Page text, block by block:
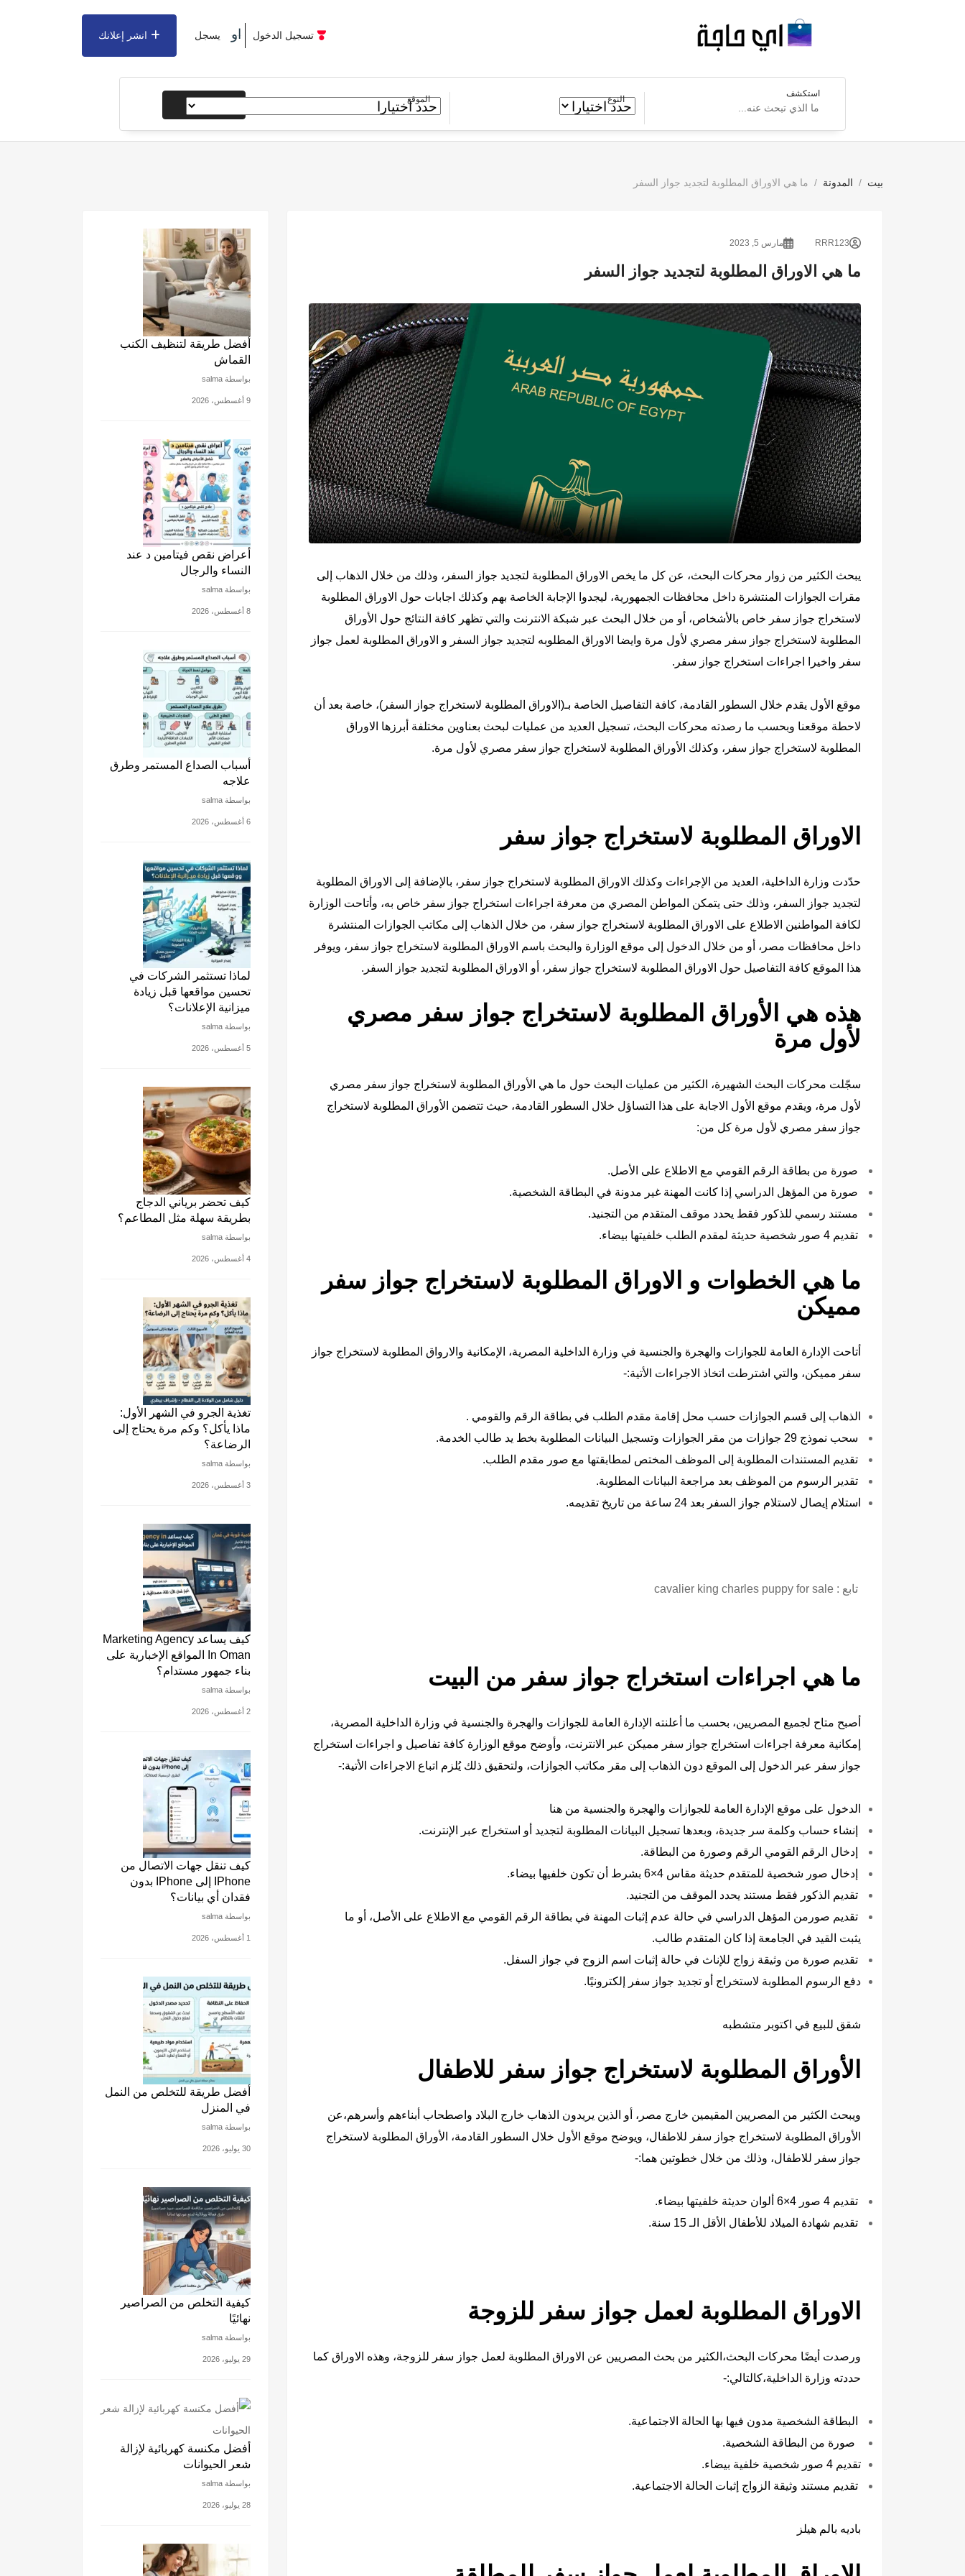
استكشف
النوع الموقع
يبحث
تسجيل الدخول او يسجل انشر إعلانك
بيت المدونة ما هي الاوراق المطلوبة لتجديد جواز السفر
RRR123 مارس 5, 2023
ما هي الاوراق المطلوبة لتجديد جواز السفر
يبحث الكثير من زوار محركات البحث، عن كل ما يخص الاوراق المطلوبة لتجديد جواز السفر، وذلك من خلال الذهاب إلى
مقرات الجوازات المنتشرة داخل محافظات الجمهورية، ليجدوا الإجابة الخاصة بهم وكذلك اجابات حول الاوراق المطلوبة
لاستخراج جواز سفر خاص بالأشخاص، أو من خلال البحث عبر شبكة الانترنت والتي تظهر كافة النتائج حول الأوراق
المطلوبة لاستخراج جواز سفر مصري لأول مرة وايضا الاوراق المطلوبه لتجديد جواز السفر و الاوراق المطلوبة لعمل جواز
سفر واخيرا اجراءات استخراج جواز سفر.
موقع الأول يقدم خلال السطور القادمة، كافة التفاصيل الخاصة بـ(الاوراق المطلوبة لاستخراج جواز السفر)، خاصة بعد أن
لاحطة موقعنا وبحسب ما رصدته محركات البحث، تسجيل العديد من عمليات لبحث بعناوين مختلفة أبرزها الاوراق
المطلوبة لاستخراج جواز سفر، وكذلك الأوراق المطلوبة لاستخراج جواز سفر مصري لأول مرة.
الاوراق المطلوبة لاستخراج جواز سفر
حدّدت وزارة الداخلية، العديد من الإجراءات وكذلك الاوراق المطلوبة لاستخراج جواز سفر، بالإضافة إلى الاوراق المطلوبة
لتجديد جواز السفر، وذلك حتى يتمكن المواطن المصري من معرفة اجراءات استخراج جواز سفر خاص به، وأتاحت الوزارة
لكافة المواطنين الاطلاع على الاوراق المطلوبة لاستخراج جواز سفر، من خلال الذهاب إلى مكاتب الجوازات المنتشرة
داخل محافظات مصر، أو من خلال الدخول إلى موقع الوزارة والبحث باسم الاوراق المطلوبة لاستخراج جواز سفر، ويوفر
هذا الموقع كافة التفاصيل حول الاوراق المطلوبة لاستخراج جواز سفر، أو الاوراق المطلوبة لتجديد جواز السفر.
هذه هي الأوراق المطلوبة لاستخراج جواز سفر مصري
لأول مرة
سجّلت محركات البحث الشهيرة، الكثير من عمليات البحث حول ما هي الأوراق المطلوبة لاستخراج جواز سفر مصري
لأول مرة، ويقدم موقع الأول الاجابة على هذا التساؤل خلال السطور القادمة، حيث تتضمن الأوراق المطلوبة لاستخراج
جواز سفر مصري لأول مرة كل من:
صورة من بطاقة الرقم القومي مع الاطلاع على الأصل.
صورة من المؤهل الدراسي إذا كانت المهنة غير مدونة في البطاقة الشخصية.
مستند رسمي للذكور فقط يحدد موقف المتقدم من التجنيد.
تقديم 4 صور شخصية حديثة لمقدم الطلب خلفيتها بيضاء.
ما هي الخطوات و الاوراق المطلوبة لاستخراج جواز سفر
مميكن
أتاحت ا لإدارة العامة للجوازات والهجرة والجنسية في وزارة الداخلية المصرية، الإمكانية والارواق المطلوبة لاستخراج جواز
سفر مميكن، والتي اشترطت اتخاذ الاجراءات الأتية:-
الذهاب إلى قسم الجوازات حسب محل إقامة مقدم الطلب في بطاقة الرقم والقومي .
سحب نموذج 29 جوازات من مقر الجوازات وتسجيل البيانات المطلوبة بخط يد طالب الخدمة.
تقديم المستندات المطلوبة إلى الموظف المختص لمطابقتها مع صور مقدم الطلب.
تقدير الرسوم من الموظف بعد مراجعة البيانات المطلوبة.
استلام إيصال لاستلام جواز السفر بعد 24 ساعة من تاريخ تقديمه.
تابع : cavalier king charles puppy for sale
ما هي اجراءات استخراج جواز سفر من البيت
أصبح متاح لجميع المصريين، بحسب ما أعلنته الإدارة العامة للجوازات والهجرة والجنسية في وزارة الداخلية المصرية،
إمكانية معرفة اجراءات استخراج جواز سفر مميكن عبر الانترنت، وأوضح موقع الوزارة كافة تفاصيل و اجراءات استخراج
جواز سفر عبر الدخول إلى الموقع دون الذهاب إلى مقر مكاتب الجوازات، ولتحقيق ذلك يُلزم اتباع الاجراءات الأتية:-
الدخول على موقع الإدارة العامة للجوازات والهجرة والجنسية من هنا
إنشاء حساب وكلمة سر جديدة، وبعدها تسجيل البيانات المطلوبة لتجديد أو استخراج عبر الإنترنت.
إدخال الرقم القومي الرقم وصورة من البطاقة.
إدخال صور شخصية للمتقدم حديثة مقاس 4×6 بشرط أن تكون خلفيها بيضاء.
تقديم الذكور فقط مستند يحدد الموقف من التجنيد.
تقديم صورمن المؤهل الدراسي في حالة عدم إثبات المهنة في بطاقة الرقم القومي مع الاطلاع على الأصل، أو ما
يثبت القيد في الجامعة إذا كان المتقدم طالب.
تقديم صورة من وثيقة زواج للإناث في حالة إثبات اسم الزوج في جواز السفل.
دفع الرسوم المطلوبة لاستخراج أو تجديد جواز سفر إلكترونيًا.
شقق للبيع في اكتوبر متشطبه
الأوراق المطلوبة لاستخراج جواز سفر للاطفال
ويبحث الكثير من المصريين المقيمين خارج مصر، أو الذين يريدون الذهاب خارج البلاد واصطحاب أبناءهم وأسرهم،عن
الأوراق المطلوبة لاستخراج جواز سفر للاطفال، ويوضح موقع الأول خلال السطور القادمة، الأوراق المطلوبة لاستخراج
جواز سفر للاطفال، وذلك من خلال خطوتين هما:-
تقديم 4 صور 4×6 ألوان حديثة خلفيتها بيضاء.
تقديم شهادة الميلاد للأطفال الأقل الـ 15 سنة.
الاوراق المطلوبة لعمل جواز سفر للزوجة
ورصدت أيضًا محركات البحث،الكثير من بحث المصريين عن الاوراق المطلوبة لعمل جواز سفر للزوجة، وهذه الاوراق كما
حددته وزارة الداخلية،كالتالي:-
البطاقة الشخصية مدون فيها بها الحالة الاجتماعية.
صورة من البطاقة الشخصية.
تقديم 4 صور شخصية خلفية بيضاء.
تقديم مستند وثيقة الزواج إثبات الحالة الاجتماعية.
باديه بالم هيلز
أفضل طريقة لتنظيف الكنب
القماش
بواسطة salma
9 أغسطس، 2026
أعراض نقص فيتامين د عند
النساء والرجال
بواسطة salma
8 أغسطس، 2026
أسباب الصداع المستمر وطرق
علاجه
بواسطة salma
6 أغسطس، 2026
لماذا تستثمر الشركات في
تحسين مواقعها قبل زيادة
ميزانية الإعلانات؟
بواسطة salma
5 أغسطس، 2026
كيف تحضر برياني الدجاج
بطريقة سهلة مثل المطاعم؟
بواسطة salma
4 أغسطس، 2026
تغذية الجرو في الشهر الأول:
ماذا يأكل؟ وكم مرة يحتاج إلى
الرضاعة؟
بواسطة salma
3 أغسطس، 2026
كيف يساعد Marketing Agency
In Oman المواقع الإخبارية على
بناء جمهور مستدام؟
بواسطة salma
2 أغسطس، 2026
كيف تنقل جهات الاتصال من
IPhone إلى IPhone بدون
فقدان أي بيانات؟
بواسطة salma
1 أغسطس، 2026
أفضل طريقة للتخلص من النمل
في المنزل
بواسطة salma
30 يوليو، 2026
كيفية التخلص من الصراصير
نهائيًا
بواسطة salma
29 يوليو، 2026
أفضل مكنسة كهربائية لإزالة
شعر الحيوانات
بواسطة salma
28 يوليو، 2026